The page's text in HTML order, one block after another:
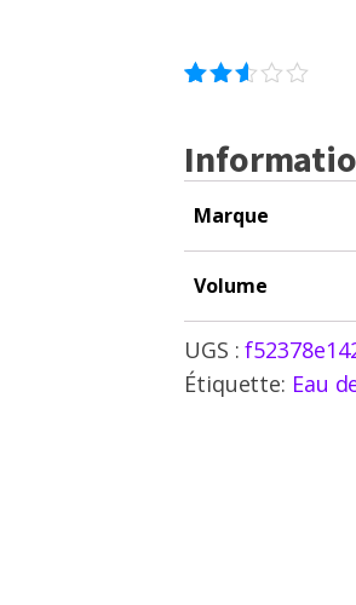
sur
5
sur
notations
client
Marque
Volume
UGS :
Étiquette: Eau